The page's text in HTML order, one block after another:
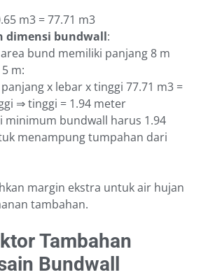
m3 = 77.71 m3
dimensi bundwall:
bund memiliki panjang 8 m
m:
x lebar x tinggi 77.71 m3 =
⇒ tinggi = 1.94 meter
minimum bundwall harus 1.94
menampung tumpahan dari
margin ekstra untuk air hujan
tambahan.
Tambahan
Bundwall